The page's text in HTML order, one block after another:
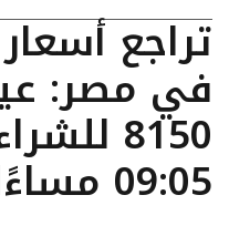
تراجع
8150
09:05 مساءًا